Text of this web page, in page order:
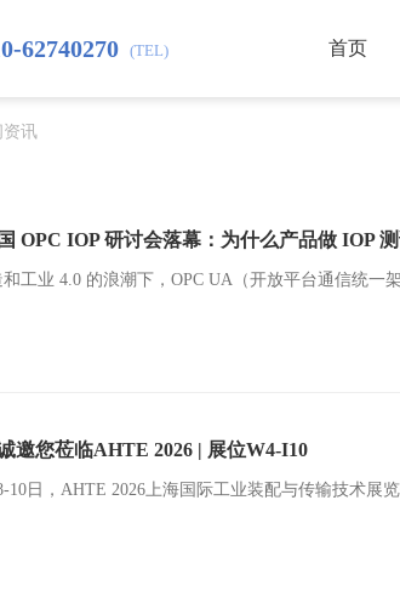
首页
62740270 (TEL)
资讯
OPC IOP 研讨会落幕：为什么产品做 IOP
邀您莅临AHTE 2026 | 展位W4-I10